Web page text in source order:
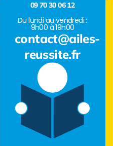
09 70 30 06 12
Du lundi au vendredi :
9h00 à 19h00
contact@ailes-
reussite.fr